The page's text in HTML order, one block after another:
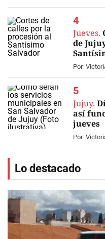
Jueves.
de
Por
Jujuy.
así
jueves
Por
Lo destacado